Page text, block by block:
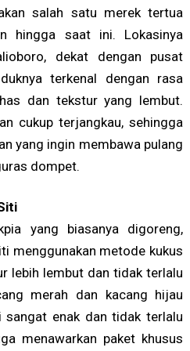
salah satu merek tertua
hingga saat ini. Lokasinya
dekat dengan pusat
terkenal dengan rasa
dan tekstur yang lembut.
cukup terjangkau, sehingga
yang ingin membawa pulang
dompet.
yang biasanya digoreng,
menggunakan metode kukus
lebih lembut dan tidak terlalu
merah dan kacang hijau
enak dan tidak terlalu
menawarkan paket khusus